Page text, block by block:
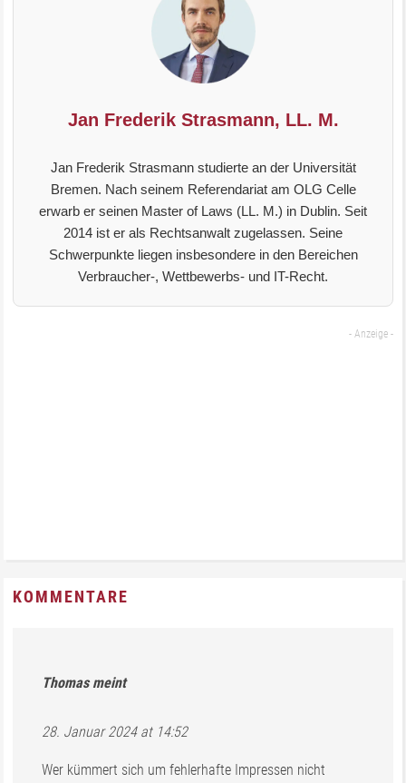
Jan Frederik Strasmann, LL. M.
Jan Frederik Strasmann studierte an der Universität
Bremen. Nach seinem Referendariat am OLG Celle
erwarb er seinen Master of Laws (LL. M.) in Dublin. Seit
2014 ist er als Rechtsanwalt zugelassen. Seine
Schwerpunkte liegen insbesondere in den Bereichen
Verbraucher-, Wettbewerbs- und IT-Recht.
KOMMENTARE
Thomasmeint
28. Januar 2024 at 14:52
Wer kümmert sich um fehlerhafte Impressen nicht